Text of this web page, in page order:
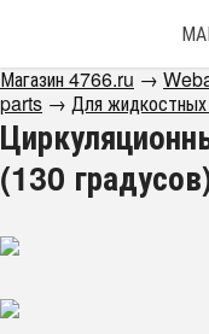
Магазин 4766.ru →
parts → Для жидкостных
(130